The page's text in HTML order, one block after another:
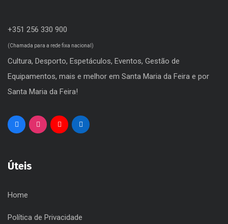
+351 256 330 900
(Chamada para a rede fixa nacional)
Cultura, Desporto, Espetáculos, Eventos, Gestão de
Equipamentos, mais e melhor em Santa Maria da Feira e por
Santa Maria da Feira!
Úteis
Home
Política de Privacidade